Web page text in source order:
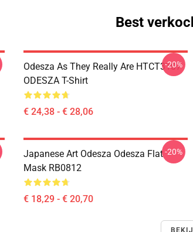
Best
Odesza As They Really Are HTCT3107
ODESZA T-Shirt
€ 24,38 - € 28,06
-20%
Japanese Art Odesza Odesza Flat
Mask RB0812
€ 18,29 - € 20,70
-20%